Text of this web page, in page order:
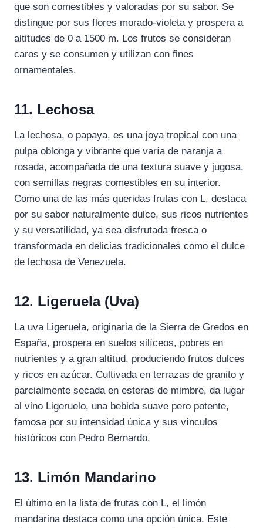
que son comestibles y valoradas por su sabor. Se
distingue por sus flores morado-violeta y prospera a
altitudes de 0 a 1500 m. Los frutos se consideran
caros y se consumen y utilizan con fines
ornamentales.
11. Lechosa
La lechosa, o papaya, es una joya tropical con una
pulpa oblonga y vibrante que varía de naranja a
rosada, acompañada de una textura suave y jugosa,
con semillas negras comestibles en su interior.
Como una de las más queridas frutas con L, destaca
por su sabor naturalmente dulce, sus ricos nutrientes
y su versatilidad, ya sea disfrutada fresca o
transformada en delicias tradicionales como el dulce
de lechosa de Venezuela.
12. Ligeruela (Uva)
La uva Ligeruela, originaria de la Sierra de Gredos en
España, prospera en suelos silíceos, pobres en
nutrientes y a gran altitud, produciendo frutos dulces
y ricos en azúcar. Cultivada en terrazas de granito y
parcialmente secada en esteras de mimbre, da lugar
al vino Ligeruelo, una bebida suave pero potente,
famosa por su intensidad única y sus vínculos
históricos con Pedro Bernardo.
13. Limón Mandarino
El último en la lista de frutas con L, el limón
mandarina destaca como una opción única. Este